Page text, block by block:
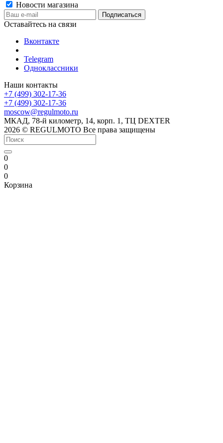
Новости магазина
Оставайтесь на связи
Вконтакте
Telegram
Одноклассники
Наши контакты
+7 (499) 302-17-36
+7 (499) 302-17-36
moscow@regulmoto.ru
МКАД, 78-й километр, 14, корп. 1, ТЦ DEXTER
2026 © REGULMOTO Все права защищены
0
0
0
Корзина